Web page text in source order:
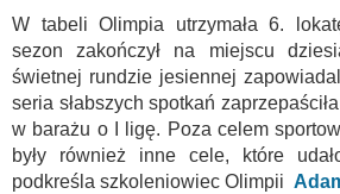
W tabeli Olimpia utrzymała 6.
sezon zakończył na miejscu
świetnej rundzie jesiennej
seria słabszych spotkań
w barażu o I ligę. Poza celem
były również inne cele, które
podkreśla szkoleniowiec Olimpii